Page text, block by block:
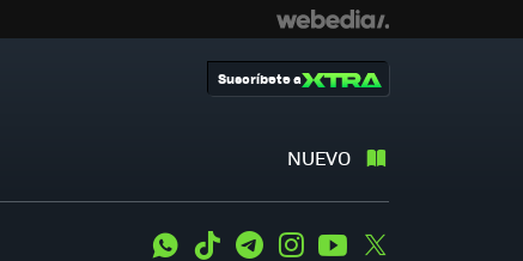
NUEVO
Suscríbete a
WhatsApp
Tiktok TelegramInstagramYoutube